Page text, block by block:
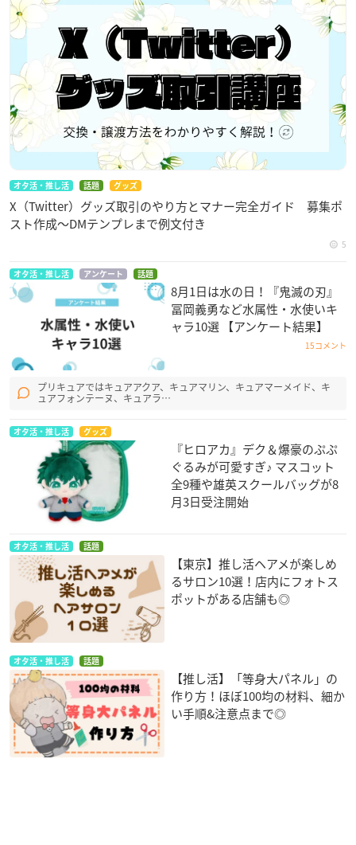
オタ活・推し活 話題 グッズ
X（Twitter）グッズ取引のやり方とマナー完全ガイド 募集ポ
スト作成〜DMテンプレまで例文付き
5
オタ活・推し活 アンケート 話題
8月1日は水の日！『鬼滅の刃』
冨岡義勇など水属性・水使いキ
ャラ10選 【アンケート結果】
15コメント
プリキュアではキュアアクア、キュアマリン、キュアマーメイド、キ
ュアフォンテーヌ、キュアラ…
オタ活・推し活 グッズ
『ヒロアカ』デク＆爆豪のぷぷ
ぐるみが可愛すぎ♪ マスコット
全9種や雄英スクールバッグが8
月3日受注開始
オタ活・推し活 話題
【東京】推し活ヘアメが楽しめ
るサロン10選！店内にフォトス
ポットがある店舗も◎
オタ活・推し活 話題
【推し活】「等身大パネル」の
作り方！ほぼ100均の材料、細か
い手順&注意点まで◎